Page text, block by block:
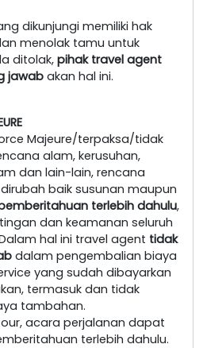
dikunjungi memiliki hak
menolak tamu untuk
ditolak, pihak travel agent
jawab akan hal ini.
Majeure/terpaksa/tidak
alam, kerusuhan,
dan lain-lain, rencana
baik susunan maupun
terlebih dahulu,
dan keamanan seluruh
hal ini travel agent tidak
dalam pengembalian biaya
yang sudah dibayarkan
termasuk dan tidak
tambahan.
acara perjalanan dapat
terlebih dahulu.